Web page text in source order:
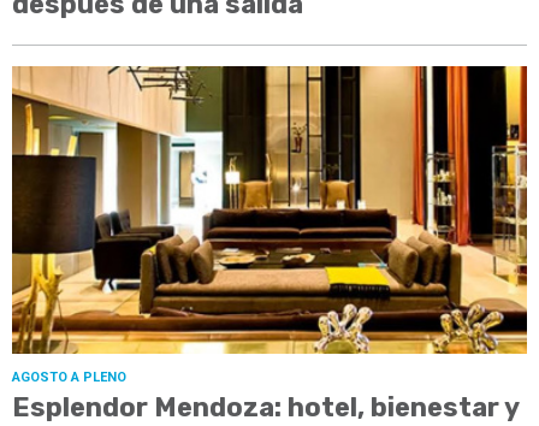
AGOSTO A PLENO
Esplendor Mendoza: hotel, bienestar y